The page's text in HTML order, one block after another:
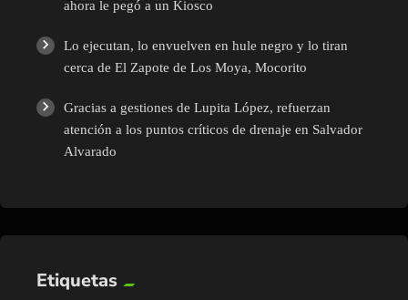
ahora le pegó a un Kiosco
Lo ejecutan, lo envuelven en hule negro y lo tiran
cerca de El Zapote de Los Moya, Mocorito
Gracias a gestiones de Lupita López, refuerzan
atención a los puntos críticos de drenaje en Salvador
Alvarado
Etiquetas